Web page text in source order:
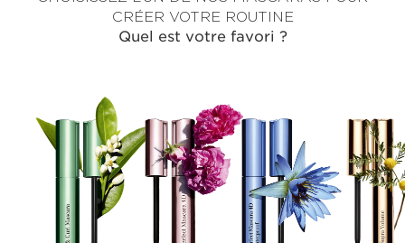
CRÉER VOTRE ROUTINE
Quel est votre favori ?